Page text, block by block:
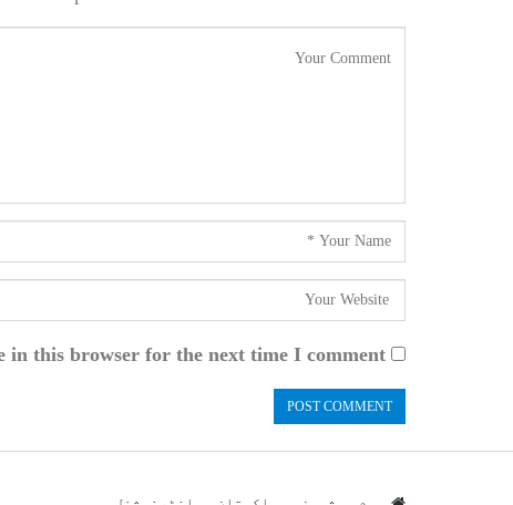
in this browser for the next time I comment.